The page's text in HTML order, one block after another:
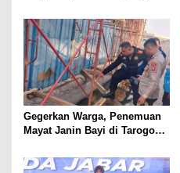
Meninggal Dunia
Gegerkan Warga, Penemuan
Mayat Janin Bayi di Tarogong
TKP